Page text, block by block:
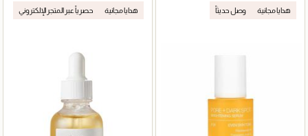
هدايا مجانية وصل حديثاً هدايا مجانية حصرياً عبر المتجر الإلكتروني